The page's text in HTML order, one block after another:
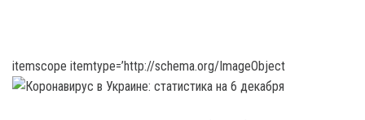
itemscope itemtype=’http://schema.org/ImageObject